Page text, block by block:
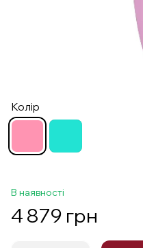
Колір
В наявності
4 879 грн